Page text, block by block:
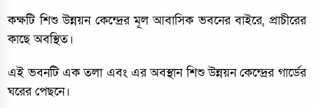
কক্ষটি শিশু উন্নয়ন কেন্দ্রের মূল আবাসিক ভবনের বাইরে, প্রাচীরের
কাছে অবস্থিত।
এই ভবনটি এক তলা এবং এর অবস্থান শিশু উন্নয়ন কেন্দ্রের গার্ডের
ঘরের পেছনে।